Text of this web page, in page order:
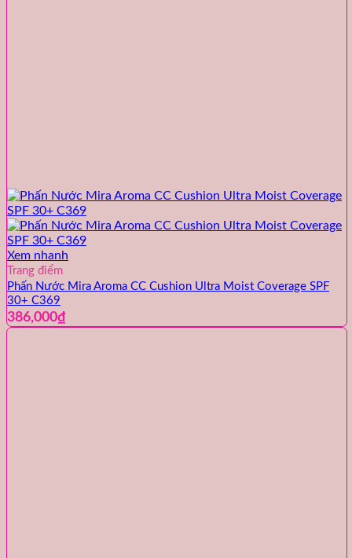
Xem nhanh
Trang điểm
Phấn Nước Mira Aroma CC Cushion Ultra Moist Coverage SPF
30+ C369
386,000₫